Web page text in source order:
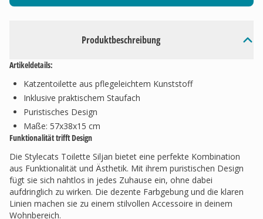
Produktbeschreibung
Artikeldetails:
Katzentoilette aus pflegeleichtem Kunststoff
Inklusive praktischem Staufach
Puristisches Design
Maße: 57x38x15 cm
Funktionalität trifft Design
Die Stylecats Toilette Siljan bietet eine perfekte Kombination
aus Funktionalität und Ästhetik. Mit ihrem puristischen Design
fügt sie sich nahtlos in jedes Zuhause ein, ohne dabei
aufdringlich zu wirken. Die dezente Farbgebung und die klaren
Linien machen sie zu einem stilvollen Accessoire in deinem
Wohnbereich.